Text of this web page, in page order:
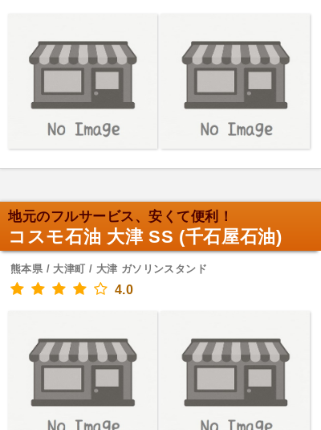
地元のフルサービス、安くて便利！
コスモ石油 大津 SS (千石屋石油)
熊本県 / 大津町 / 大津 ガソリンスタンド
4.0